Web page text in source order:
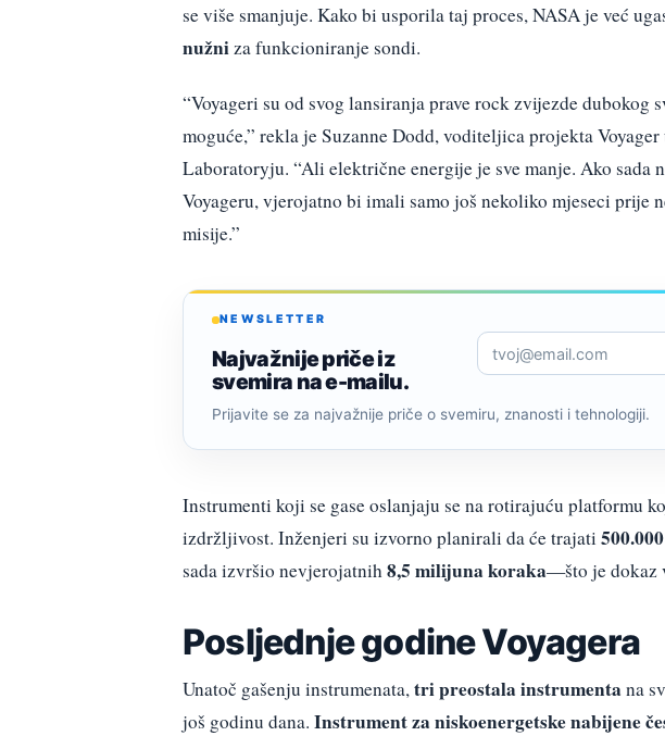
se više smanjuje. Kako bi usporila taj proces, NASA je već
nužniza funkcioniranje sondi.
“Voyageri su od svog lansiranja prave rock zvijezde dubokog
moguće,” rekla je Suzanne Dodd, voditeljica projekta
Laboratoryju. “Ali električne energije je sve manje. Ako sada
Voyageru, vjerojatno bi imali samo još nekoliko mjeseci prije
misije.”
NEWSLETTER
Najvažnije priče iz
svemira na e-mailu.
Prijavite se za najvažnije priče o svemiru, znanosti i tehnologiji.
Instrumenti koji se gase oslanjaju se na rotirajuću platformu
izdržljivost. Inženjeri su izvorno planirali da će trajati
sada izvršio nevjerojatnih8,5 milijuna koraka—što je dokaz
Posljednje godine Voyagera
Unatoč gašenju instrumenata, tri preostala instrumenta na
još godinu dana. Instrument za niskoenergetske nabijene